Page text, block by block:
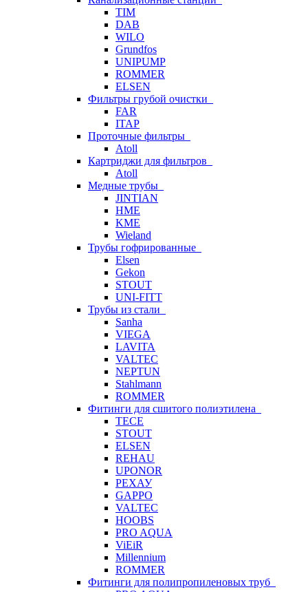
TIM
DAB
WILO
Grundfos
UNIPUMP
ROMMER
ELSEN
Фильтры грубой очистки
FAR
ITAP
Проточные фильтры
Atoll
Картриджи для фильтров
Atoll
Медные трубы
JINTIAN
HME
KME
Wieland
Трубы гофрированные
Elsen
Gekon
STOUT
UNI-FITT
Трубы из стали
Sanha
VIEGA
LAVITA
VALTEC
NEPTUN
Stahlmann
ROMMER
Фитинги для сшитого полиэтилена
TECE
STOUT
ELSEN
REHAU
UPONOR
РЕХАУ
GAPPO
VALTEC
HOOBS
PRO AQUA
ViEiR
Millennium
ROMMER
Фитинги для полипропиленовых труб